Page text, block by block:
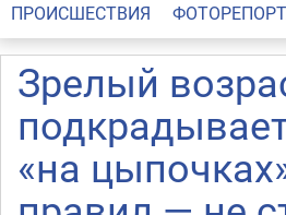
ПРОИСШЕСТВИЯ
Зрелый
«на